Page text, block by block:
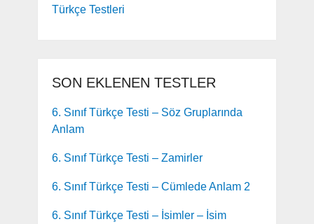
Türkçe Testleri
SON EKLENEN TESTLER
6. Sınıf Türkçe Testi – Söz Gruplarında
Anlam
6. Sınıf Türkçe Testi – Zamirler
6. Sınıf Türkçe Testi – Cümlede Anlam 2
6. Sınıf Türkçe Testi – İsimler – İsim